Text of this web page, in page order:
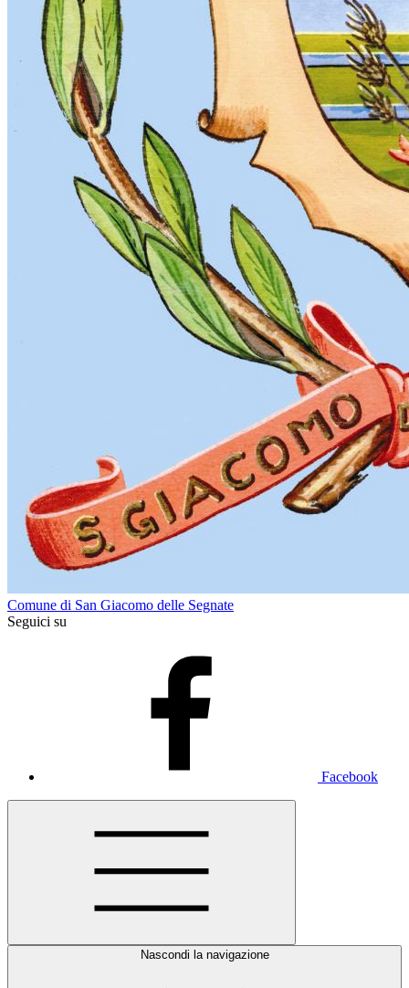
Comune di San Giacomo delle Segnate
Seguici su
Facebook
Nascondi la navigazione